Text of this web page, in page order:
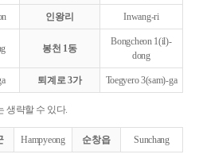
인왕리 Inwang-ri
봉천 1동
Bongcheon 1(il)-
dong
퇴계로 3가 Toegyero 3(sam)-ga
생략할 수 있다.
Hampyeong 순창읍 Sunchang